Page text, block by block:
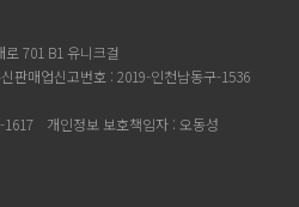
701 B1 유니크걸
판매업신고번호 : 2019-인천남동구-1536
1617
개인정보 보호책임자 : 오동성